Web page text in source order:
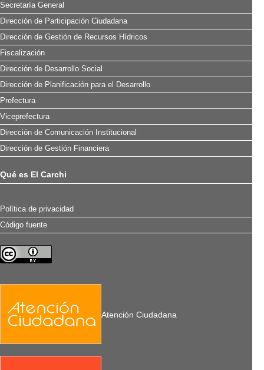
Secretaría General
Dirección de Participación Ciudadana
Dirección de Gestión de Recursos Hídricos
Fiscalización
Dirección de Desarrollo Social
Dirección de Planificación para el Desarrollo
Prefectura
Viceprefectura
Dirección de Comunicación Institucional
Dirección de Gestión Financiera
Qué es El Carchi
Política de privacidad
Código fuente
Atención Ciudadana